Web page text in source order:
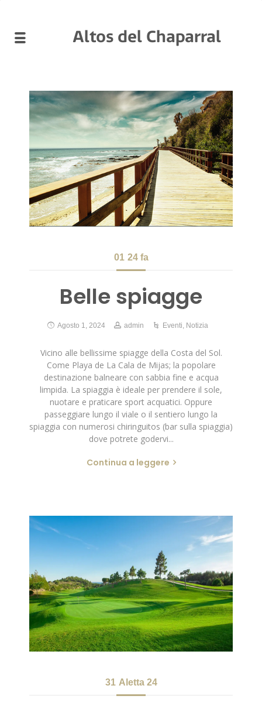
Altos del Chaparral
01 24 fa
Belle spiagge
Agosto 1, 2024 admin Eventi, Notizia
Vicino alle bellissime spiagge della Costa del Sol.
Come Playa de La Cala de Mijas; la popolare
destinazione balneare con sabbia fine e acqua
limpida. La spiaggia è ideale per prendere il sole,
nuotare e praticare sport acquatici. Oppure
passeggiare lungo il viale o il sentiero lungo la
spiaggia con numerosi chiringuitos (bar sulla spiaggia)
dove potrete godervi...
Continua a leggere
31 Aletta 24